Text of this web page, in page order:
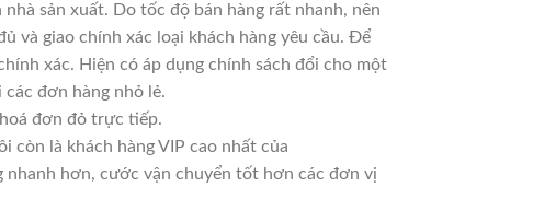
sản xuất. Do tốc độ bán hàng rất nhanh, nên
và giao chính xác loại khách hàng yêu cầu. Để
xác. Hiện có áp dụng chính sách đổi cho một
đơn hàng nhỏ lẻ.
đơn đỏ trực tiếp.
còn là khách hàng VIP cao nhất của
hơn, cước vận chuyển tốt hơn các đơn vị